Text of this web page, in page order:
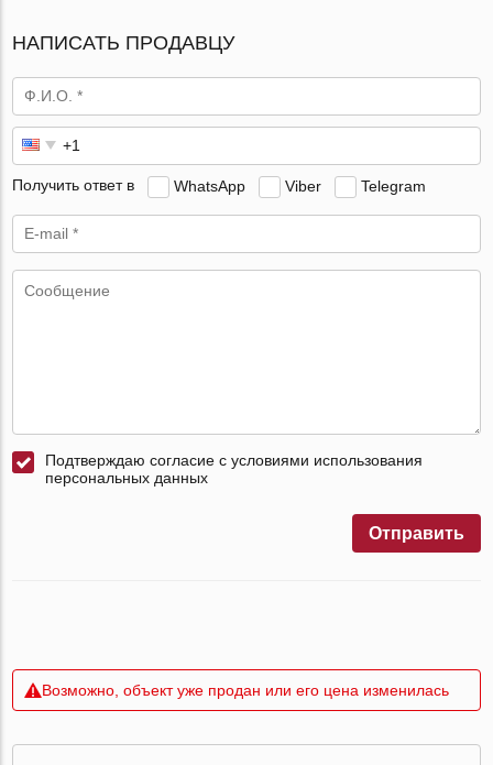
НАПИСАТЬ ПРОДАВЦУ
Получить ответ в WhatsApp Viber Telegram
Подтверждаю согласие с условиями использования
персональных данных
Отправить
Возможно, объект уже продан или его цена изменилась